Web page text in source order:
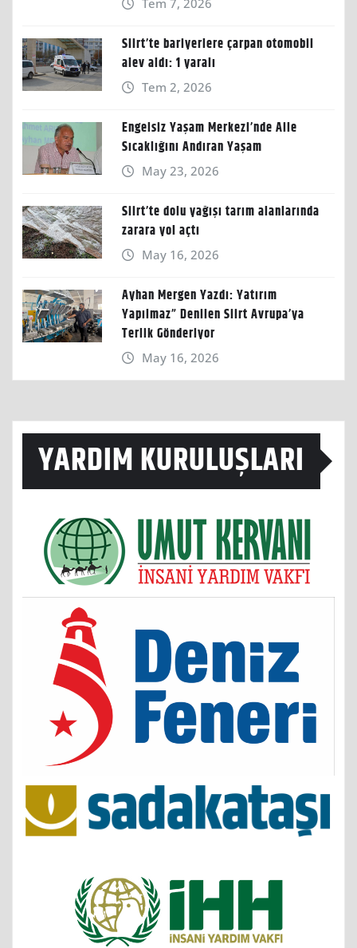
Siirt’te bariyerlere çarpan otomobil
alev aldı: 1 yaralı
Tem 2, 2026
Engelsiz Yaşam Merkezi’nde Aile
Sıcaklığını Andıran Yaşam
May 23, 2026
Siirt’te dolu yağışı tarım alanlarında
zarara yol açtı
May 16, 2026
Ayhan Mergen Yazdı: Yatırım
Yapılmaz” Denilen Siirt Avrupa’ya
Terlik Gönderiyor
May 16, 2026
YARDIM KURULUŞLARI